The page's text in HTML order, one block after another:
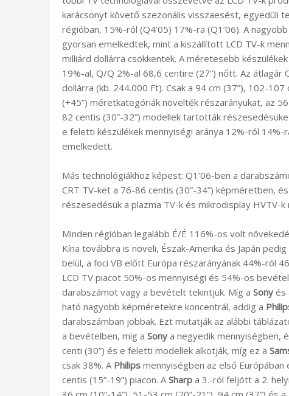
karácsonyt követő szezonális visszaesést, egyedüli
régióban, 15%-ról (Q4’05) 17%-ra (Q1’06). A
gyorsan emelkedtek, mint a kiszállított LCD TV-k
milliárd dollárra csökkentek. A méretesebb
19%-al, Q/Q 2%-al 68,6 centire (27”) nőtt. Az
dollárra (kb. 244.000 Ft). Csak a 94 cm (37”), 102-
(+45”) méretkategóriák növelték részarányukat, az
82 centis (30”-32”) modellek tartották
e feletti készülékek mennyiségi aránya 12%-ról
emelkedett.
Más technológiákhoz képest: Q1’06-ben a
CRT TV-ket a 76-86 centis (30”-34”) képméretben,
részesedésük a plazma TV-k és mikrodisplay HVTV-k
Minden régióban legalább É/É 116%-os volt
Kína továbbra is növeli, Észak-Amerika és Japán
belül, a foci VB előtt Európa részarányának 44%-ról
LCD TV piacot 50%-os mennyiségi és 54%-os
darabszámot vagy a bevételt tekintjük. Míg a Sony és
ható nagyobb képméretekre koncentrál, addig a
darabszámban jobbak. Ezt mutatják az alábbi
a bevételben, míg a Sony a negyedik mennyiségben,
centi (30”) és e feletti modellek alkotják, míg ez a
csak 38%. A Philips mennyiségben az első
centis (15”-19”) piacon. A Sharp a 3.-ról feljött a 2.